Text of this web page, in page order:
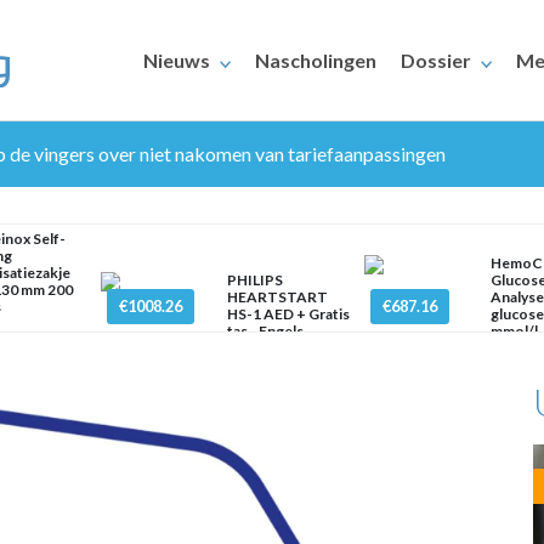
Nieuws Nascholingen Dossier
vingers over niet nakomen van tariefaanpassingen
Self-
mm 200
€1008.26
PHILIPS
HEARTSTART
HS-1 AED + Gratis
tas - Engels
€687.16
mmol/l